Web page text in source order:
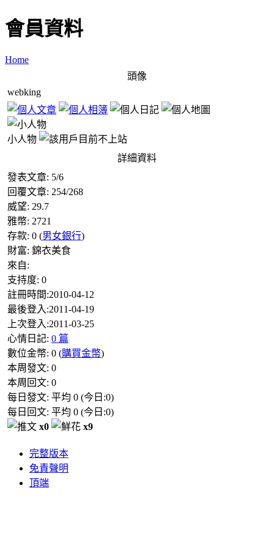
會員資料
Home
頭像
webking
小人物
詳細資料
發表文章: 5/6
回覆文章: 254/268
威望: 29.7
雅幣: 2721
存款: 0 (男女銀行)
財富: 錦衣美食
來自:
支持度: 0
註冊時間:2010-04-12
最後登入:2011-04-19
上次登入:2011-03-25
心情日記: 0 篇
數位金幣: 0 (購買金幣)
本周發文: 0
本周回文: 0
每日發文: 平均 0 (今日:0)
每日回文: 平均 0 (今日:0)
x0
x9
完整版本
免責聲明
頂端